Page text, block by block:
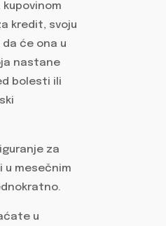
kredit, svoju
će ona u
nastane
bolesti ili
za
u mesečnim
u